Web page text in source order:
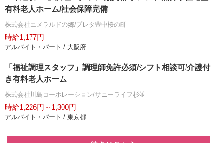
有料老人ホーム/社会保障完備
株式会社エメラルドの郷/プレタ豊中桜の町
時給1,177円
アルバイト・パート / 大阪府
「福祉調理スタッフ」調理師免許必須/シフト相談可/介護付
き有料老人ホーム
株式会社川島コーポレーション/サニーライフ杉並
時給1,226円～1,300円
アルバイト・パート / 東京都